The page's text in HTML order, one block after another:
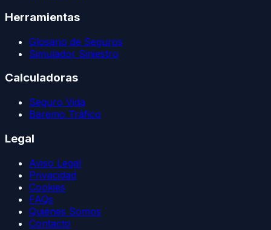
Herramientas
Glosario de Seguros
Simulador Siniestro
Calculadoras
Seguro Vida
Baremo Tráfico
Legal
Aviso Legal
Privacidad
Cookies
FAQs
Quiénes Somos
Contacto